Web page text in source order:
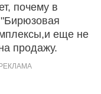
почему в
"Бирюзовая
еще не
продажу.